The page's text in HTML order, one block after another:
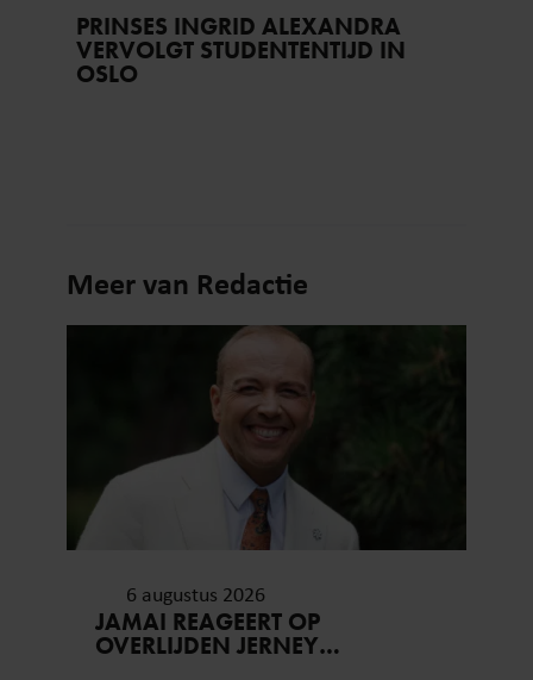
PRINSES INGRID ALEXANDRA
VERVOLGT STUDENTENTIJD IN
OSLO
Meer van Redactie
6 augustus 2026
JAMAI REAGEERT OP
OVERLIJDEN JERNEY